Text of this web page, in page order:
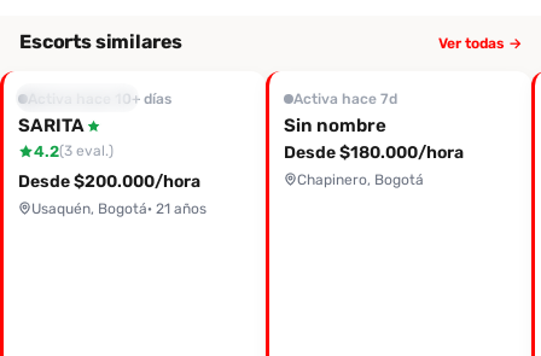
Escorts similares Ver todas →
Mejor evaluada
Activa hace 10+ días
SARITA
4.2(3 eval.)
Desde $200.000/hora
Usaquén, Bogotá· 21 años
Activa hace 7d
Sin nombre
Desde $180.000/hora
Chapinero, Bogotá